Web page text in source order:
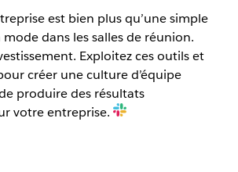
est bien plus qu’une simple
dans les salles de réunion.
Exploitez ces outils et
créer une culture d’équipe
produire des résultats
votre entreprise.